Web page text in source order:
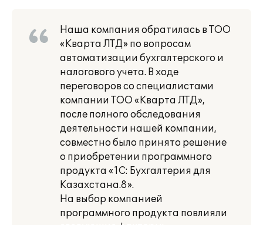
Наша компания обратилась в ТОО
«Кварта ЛТД» по вопросам
автоматизации бухгалтерского и
налогового учета. В ходе
переговоров со специалистами
компании ТОО «Кварта ЛТД»,
после полного обследования
деятельности нашей компании,
совместно было принято решение
о приобретении программного
продукта «1С: Бухгалтерия для
Казахстана.8».
На выбор компанией
программного продукта повлияли